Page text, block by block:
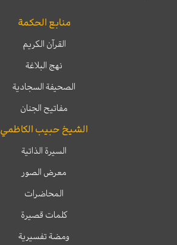
منابع الحكمة
القرآن الكريم
نهج البلاغة
الصحيفة السجادية
مفاتيح الجنان
الشيخ حبيب الكاظمي
السيرة الذاتية
معرض الصور
المحاضرات
كلمات قصيرة
ومضة تفسيرية